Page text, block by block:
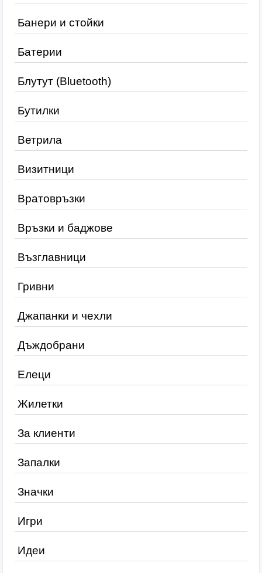
Банери и стойки
Батерии
Блутут (Bluetooth)
Бутилки
Ветрила
Визитници
Вратовръзки
Връзки и баджове
Възглавници
Гривни
Джапанки и чехли
Дъждобрани
Елеци
Жилетки
За клиенти
Запалки
Значки
Игри
Идеи